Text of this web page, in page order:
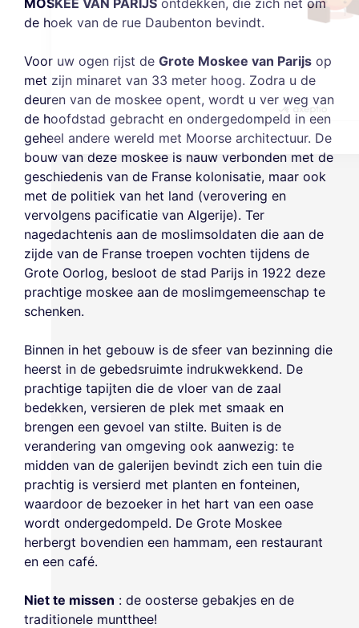
Toestemmingen gecertificeerd door
de hoek van de rue Daubenton bevindt.
Voor uw ogen rijst de Grote Moskee van Parijs op
met zijn minaret van 33 meter hoog. Zodra u de
deuren van de moskee opent, wordt u ver weg van
de hoofdstad gebracht en ondergedompeld in een
geheel andere wereld met Moorse architectuur. De
bouw van deze moskee is nauw verbonden met de
geschiedenis van de Franse kolonisatie, maar ook
met de politiek van het land (verovering en
vervolgens pacificatie van Algerije). Ter
nagedachtenis aan de moslimsoldaten die aan de
zijde van de Franse troepen vochten tijdens de
Grote Oorlog, besloot de stad Parijs in 1922 deze
prachtige moskee aan de moslimgemeenschap te
schenken.
Binnen in het gebouw is de sfeer van bezinning die
heerst in de gebedsruimte indrukwekkend. De
prachtige tapijten die de vloer van de zaal
bedekken, versieren de plek met smaak en
brengen een gevoel van stilte. Buiten is de
verandering van omgeving ook aanwezig: te
midden van de galerijen bevindt zich een tuin die
prachtig is versierd met planten en fonteinen,
waardoor de bezoeker in het hart van een oase
wordt ondergedompeld. De Grote Moskee
herbergt bovendien een hammam, een restaurant
en een café.
Niet te missen : de oosterse gebakjes en de
traditionele muntthee!